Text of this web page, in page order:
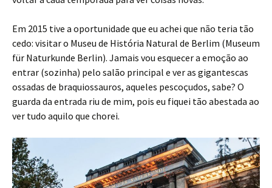
Em 2015 tive a oportunidade que eu achei que não teria tão
cedo: visitar o Museu de História Natural de Berlim (Museum
für Naturkunde Berlin). Jamais vou esquecer a emoção ao
entrar (sozinha) pelo salão principal e ver as gigantescas
ossadas de braquiossauros, aqueles pescoçudos, sabe? O
guarda da entrada riu de mim, pois eu fiquei tão abestada ao
ver tudo aquilo que chorei.